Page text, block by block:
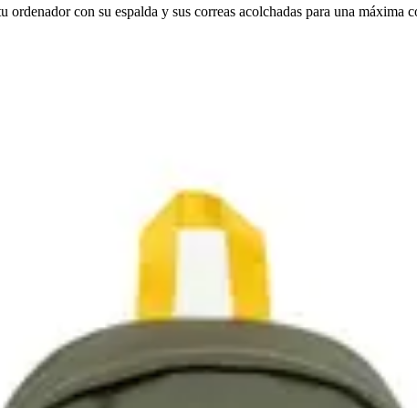
con su espalda y sus correas acolchadas para una máxima